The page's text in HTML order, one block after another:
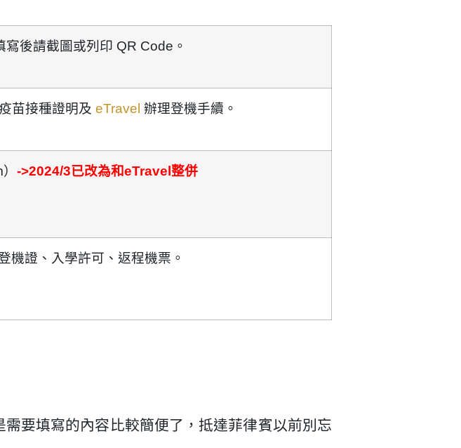
寫後請截圖或列印 QR Code 。
苗接種證明及 eTravel 辦理登機手續。
） ->2024/3已改為和eTravel整併
機證、入學許可、返程機票 。
要填寫的內容比較簡便了，抵達菲律賓以前別忘